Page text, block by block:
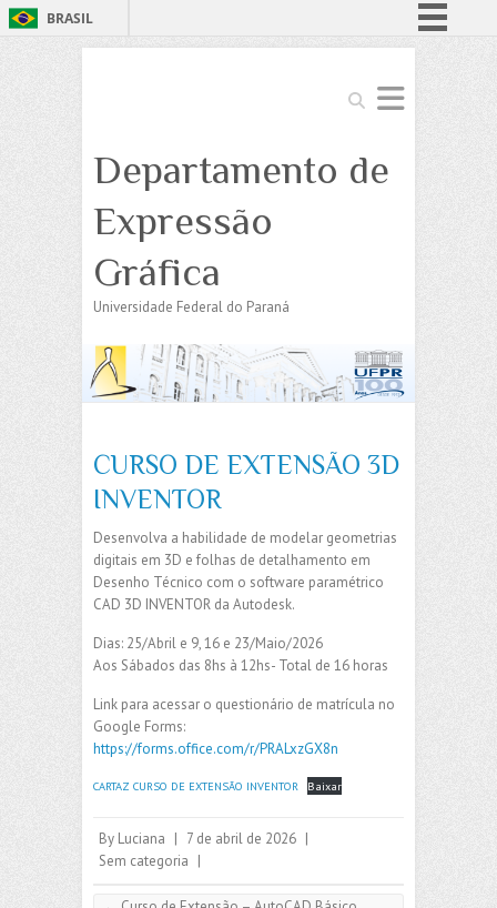
BRASIL
Simplifique!
Comunica BR
Acesso à informação
Search
Departamento de
Expressão
Gráfica
Universidade Federal do Paraná
CURSO DE EXTENSÃO 3D
INVENTOR
Desenvolva a habilidade de modelar geometrias
digitais em 3D e folhas de detalhamento em
Desenho Técnico com o software paramétrico
CAD 3D INVENTOR da Autodesk.
Dias: 25/Abril e 9, 16 e 23/Maio/2026
Aos Sábados das 8hs à 12hs- Total de 16 horas
Link para acessar o questionário de matrícula no
Google Forms:
https://forms.office.com/r/PRALxzGX8n
CARTAZ CURSO DE EXTENSÃO INVENTOR Baixar
By Luciana | 7 de abril de 2026 |
Sem categoria |